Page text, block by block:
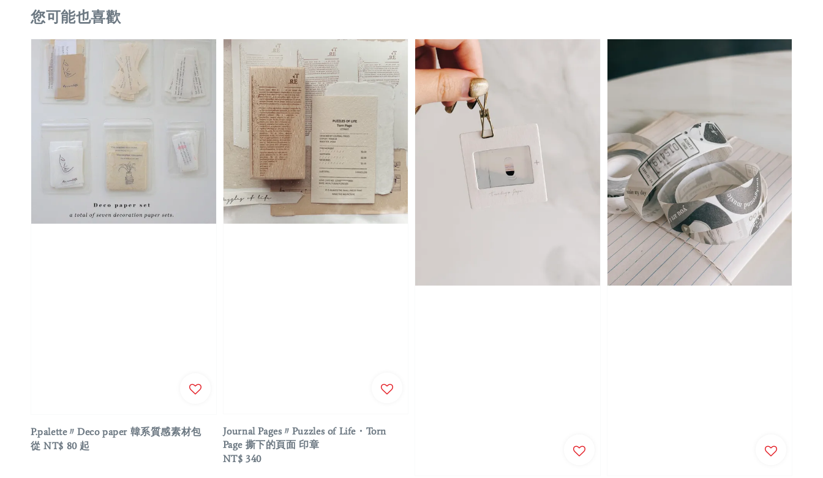
您可能也喜歡
P.palette〃Deco paper 韓系質感素材包
Regular
從NT$ 80起
Journal Pages〃Puzzles of Life・Torn
Page 撕下的頁面 印章
Regular
NT$ 340